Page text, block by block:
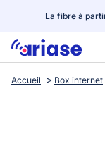
La fibre à
Box internet
Accueil Box internet